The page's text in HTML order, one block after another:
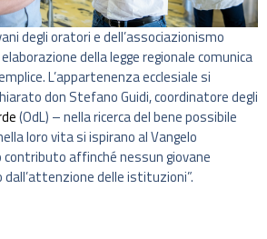
degli oratori e dell’associazionismo
della legge regionale comunica
L’appartenenza ecclesiale si
don Stefano Guidi, coordinatore degli
(OdL) – nella ricerca del bene possibile
loro vita si ispirano al Vangelo
affinché nessun giovane
delle istituzioni”.